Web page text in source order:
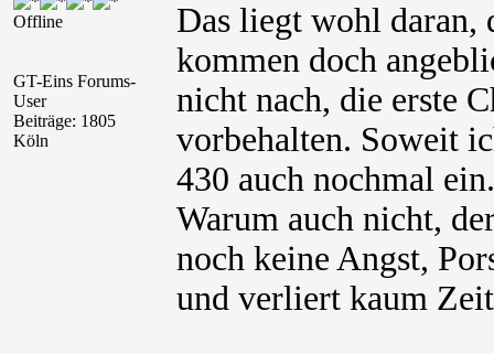
Offline
GT-Eins Forums-
User
Beiträge: 1805
Köln
Das liegt wohl daran,
kommen doch
nicht nach, die erste
vorbehalten. Soweit
430 auch nochmal ein.
Warum auch nicht,
noch keine Angst,
und verliert kaum